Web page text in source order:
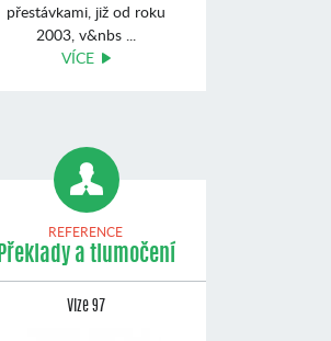
přestávkami, již od roku
2003, v&nbs ...
VÍCE
REFERENCE
Překlady a tlumočení
Vize 97